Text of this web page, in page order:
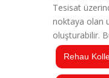
Tesisat
noktaya olan
oluşturabilir.
Rehau